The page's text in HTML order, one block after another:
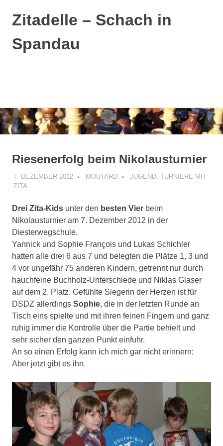
Zum
Inhalt
springen
Zitadelle – Schach in
Spandau
Riesenerfolg beim Nikolausturnier
7. DEZEMBER 2012 MOUTARD JUGEND, TURNIERE MIT
ZITA
Drei Zita-Kids unter den besten Vier beim
Nikolausturnier am 7. Dezember 2012 in der
Diesterwegschule.
Yannick und Sophie François und Lukas Schichler
hatten alle drei 6 aus 7 und belegten die Plätze 1, 3 und
4 vor ungefähr 75 anderen Kindern, getrennt nur durch
hauchfeine Buchholz-Unterschiede und Niklas Glaser
auf dem 2. Platz. Gefühlte Siegerin der Herzen ist für
DSDZ allerdings Sophie, die in der letzten Runde an
Tisch eins spielte und mit ihren feinen Fingern und ganz
ruhig immer die Kontrolle über die Partie behielt und
sehr sicher den ganzen Punkt einfuhr.
An so einen Erfolg kann ich mich gar nicht erinnern:
Aber jetzt gibt es ihn.